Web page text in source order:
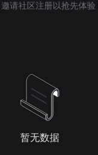
请社区注册以抢先体验
暂无数据